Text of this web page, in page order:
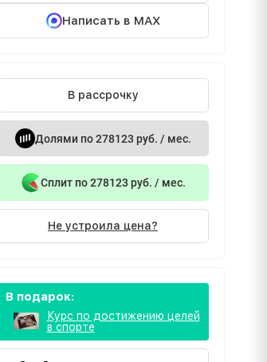
Написать в MAX
В рассрочку
Долями по 278123 руб. / мес.
Сплит по 278123 руб. / мес.
Не устроила цена?
В подарок:
Курс по достижению целей
в спорте